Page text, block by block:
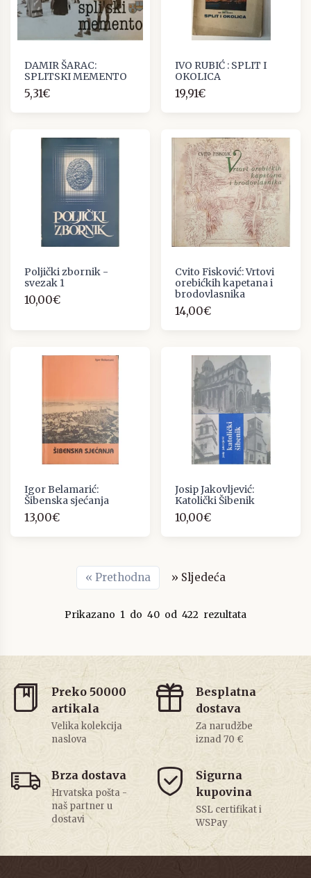
DAMIR ŠARAC:
SPLITSKI MEMENTO
5,31€
IVO RUBIĆ : SPLIT I
OKOLICA
19,91€
Poljički zbornik -
svezak 1
10,00€
Cvito Fisković: Vrtovi
orebićkih kapetana i
brodovlasnika
14,00€
Igor Belamarić:
Šibenska sjećanja
13,00€
Josip Jakovljević:
Katolički Šibenik
10,00€
« Prethodna » Sljedeća
Prikazano 1 do 40 od 422 rezultata
Preko 50000
artikala
Velika kolekcija
naslova
Besplatna
dostava
Za narudžbe
iznad 70 €
Brza dostava
Hrvatska pošta -
naš partner u
dostavi
Sigurna
kupovina
SSL certifikat i
WSPay